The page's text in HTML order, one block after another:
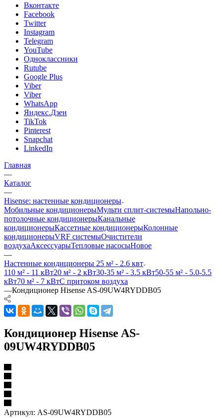
Вконтакте
Facebook
Twitter
Instagram
Telegram
YouTube
Одноклассники
Rutube
Google Plus
Viber
Viber
WhatsApp
Яндекс.Дзен
TikTok
Pinterest
Snapchat
LinkedIn
Главная
—
Каталог
—
Hisense: настенные кондиционеры
Мобильные кондиционерыМульти сплит-системыНапольно-
потолочные кондиционерыКанальные
кондиционерыКассетные кондиционерыКолонные
кондиционерыVRF системыОчистители
воздухаАксессуарыТепловые насосыНовое
—
Настенные кондиционеры 25 м² - 2.6 квт
110 м² - 11 кВт20 м² - 2 кВт30-35 м² - 3.5 кВт50-55 м² - 5.0-5.5
кВт70 м² - 7 кВтС притоком воздуха
—Кондиционер Hisense AS-09UW4RYDDB05
Кондиционер Hisense AS-
09UW4RYDDB05
Артикул: AS-09UW4RYDDB05